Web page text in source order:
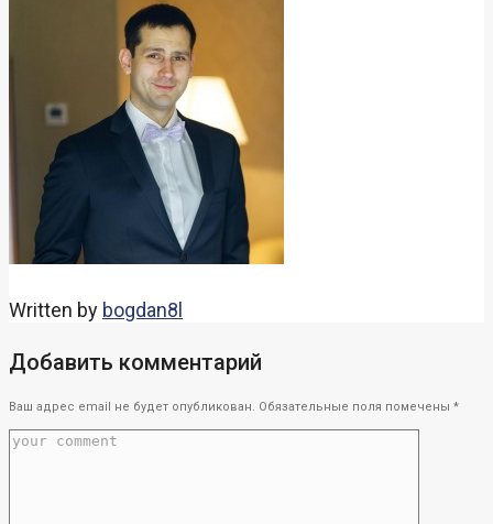
Written by bogdan8l
Добавить комментарий
Ваш адрес email не будет опубликован. Обязательные поля помечены *